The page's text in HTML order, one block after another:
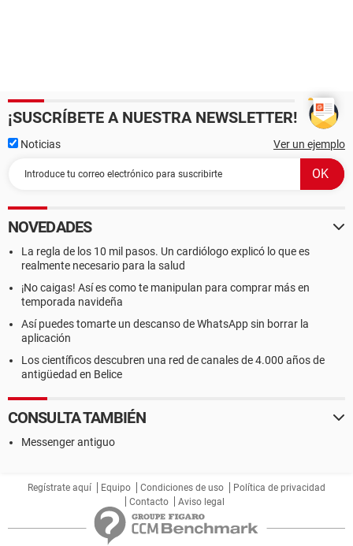
¡SUSCRÍBETE A NUESTRA NEWSLETTER!
Noticias Ver un ejemplo
NOVEDADES
La regla de los 10 mil pasos. Un cardiólogo explicó lo que es
realmente necesario para la salud
¡No caigas! Así es como te manipulan para comprar más en
temporada navideña
Así puedes tomarte un descanso de WhatsApp sin borrar la
aplicación
Los científicos descubren una red de canales de 4.000 años de
antigüedad en Belice
CONSULTA TAMBIÉN
Messenger antiguo
Regístrate aquí Equipo Condiciones de uso
Política de privacidad
Contacto
Aviso legal